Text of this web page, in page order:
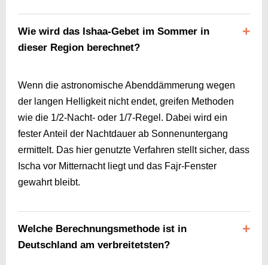
Wie wird das Ishaa-Gebet im Sommer in
dieser Region berechnet?
Wenn die astronomische Abenddämmerung wegen
der langen Helligkeit nicht endet, greifen Methoden
wie die 1/2-Nacht- oder 1/7-Regel. Dabei wird ein
fester Anteil der Nachtdauer ab Sonnenuntergang
ermittelt. Das hier genutzte Verfahren stellt sicher, dass
Ischa vor Mitternacht liegt und das Fajr-Fenster
gewahrt bleibt.
Welche Berechnungsmethode ist in
Deutschland am verbreitetsten?